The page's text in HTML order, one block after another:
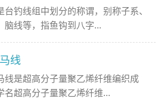
台钓线组中划分的称谓，别称子系、
脑线等，指鱼钩到八字...
线
线是超高分子量聚乙烯纤维编织成
名超高分子量聚乙烯纤维...